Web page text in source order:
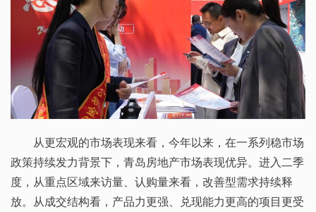
从更宏观的市场表现来看，今年以来，在一系列稳市场
政策持续发力背景下，青岛房地产市场表现优异。进入二季
度，从重点区域来访量、认购量来看，改善型需求持续释
放。从成交结构看，产品力更强、兑现能力更高的项目更受